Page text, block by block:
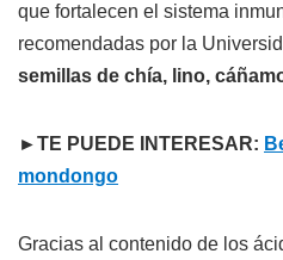
que fortalecen el sistema
recomendadas por la
semillas de chía, lino,
►TE PUEDE INTERESAR:
mondongo
Gracias al contenido de los